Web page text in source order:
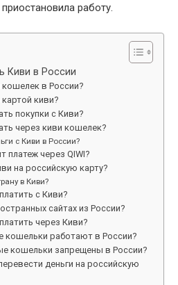
работу.
Киви в России
в России?
киви?
покупки с Киви?
через киви кошелек?
с Киви в России?
платеж через QIWI?
на российскую карту?
в Киви?
с Киви?
сайтах из России?
через Киви?
кошельки работают в России?
кошельки запрещены в России?
деньги на российскую